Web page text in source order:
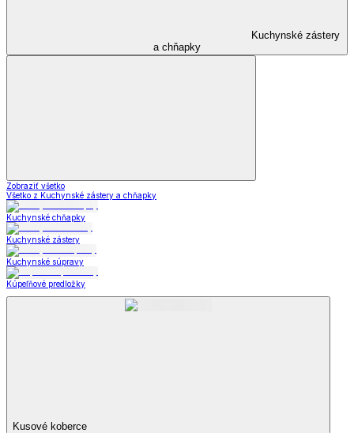
Kuchynské zástery
a chňapky
Zobraziť všetko
Všetko z Kuchynské zástery a chňapky
Kuchynské chňapky
Kuchynské zástery
Kuchynské súpravy
Kúpeľňové predložky
Kusové koberce